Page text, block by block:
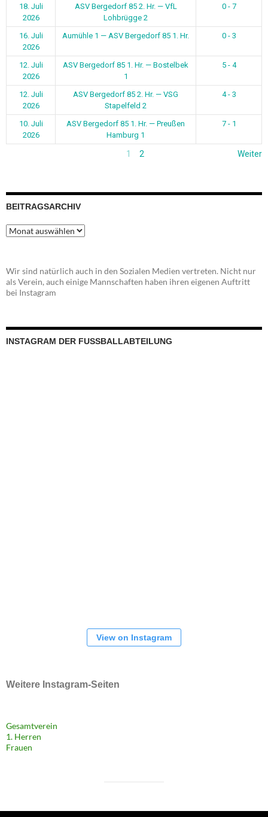
18. Juli
2026
ASV Bergedorf 85 2. Hr. — VfL
Lohbrügge 2
0 - 7
16. Juli
2026
Aumühle 1 — ASV Bergedorf 85 1. Hr. 0 - 3
12. Juli
2026
ASV Bergedorf 85 1. Hr. — Bostelbek
1
5 - 4
12. Juli
2026
ASV Bergedorf 85 2. Hr. — VSG
Stapelfeld 2
4 - 3
10. Juli
2026
ASV Bergedorf 85 1. Hr. — Preußen
Hamburg 1
7 - 1
1 2 Weiter
BEITRAGSARCHIV
Beitragsarchiv
Wir sind natürlich auch in den Sozialen Medien vertreten. Nicht nur
als Verein, auch einige Mannschaften haben ihren eigenen Auftritt
bei Instagram
INSTAGRAM DER FUSSBALLABTEILUNG
View on Instagram
Weitere Instagram-Seiten
Gesamtverein
1. Herren
Frauen